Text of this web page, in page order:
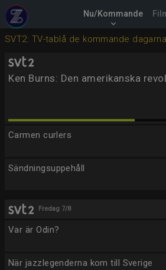
Nu/Kommande
keyboard_arrow_down
SVT2: TV-tablå de kommande dagarna
Ken Burns: Den amerikanska
Carmen curlers
Sändningsuppehåll
Fredag 7/8
Var är Odin?
När jazzlegenderna kom till Sverige